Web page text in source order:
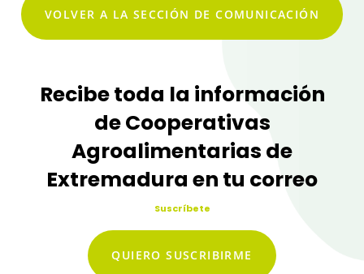
VOLVER A LA SECCIÓN DE COMUNICACIÓN
Recibe toda la información
de Cooperativas
Agroalimentarias de
Extremadura en tu correo
Suscríbete
QUIERO SUSCRIBIRME